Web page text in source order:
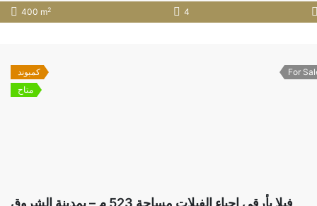
400 m2 4
كمبوند
متاح
For
فيلا بأرقي احياء الفيلات مساحة 523 م – بمدينة الشروق